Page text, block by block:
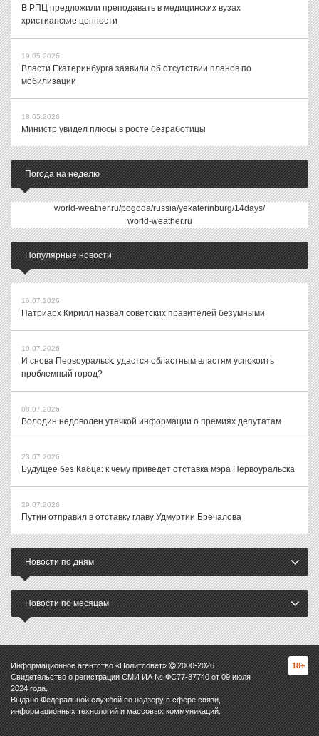
В РПЦ предложили преподавать в медицинских вузах
христианские ценности
19.05.2026
Власти Екатеринбурга заявили об отсутствии планов по
мобилизации
18.05.2026
Министр увидел плюсы в росте безработицы
Погода на неделю
world-weather.ru/pogoda/russia/yekaterinburg/14days/
world-weather.ru
Популярные новости
16.07.2026
Патриарх Кирилл назвал советских правителей безумными
10.07.2026
И снова Первоуральск: удастся областным властям успокоить
проблемный город?
08.07.2026
Володин недоволен утечкой информации о премиях депутатам
23.07.2026
Будущее без Кабца: к чему приведет отставка мэра Первоуральска
29.07.2026
Путин отправил в отставку главу Удмуртии Бречалова
Новости по дням
Новости по месяцам
Информационное агентство «Политсовет» 2000-2026
Свидетельство о регистрации СМИ ИА № ФС77-87740 от 09 июля
2024 года.
Выдано Федеральной службой по надзору в сфере связи,
информационных технологий и массовых коммуникаций.
18+